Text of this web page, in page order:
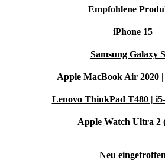
Empfohlene
iPhone 15
Samsung Galaxy
Apple MacBook Air 2020
Lenovo ThinkPad T480 |
Apple Watch Ultra 2
Neu eingetroffen